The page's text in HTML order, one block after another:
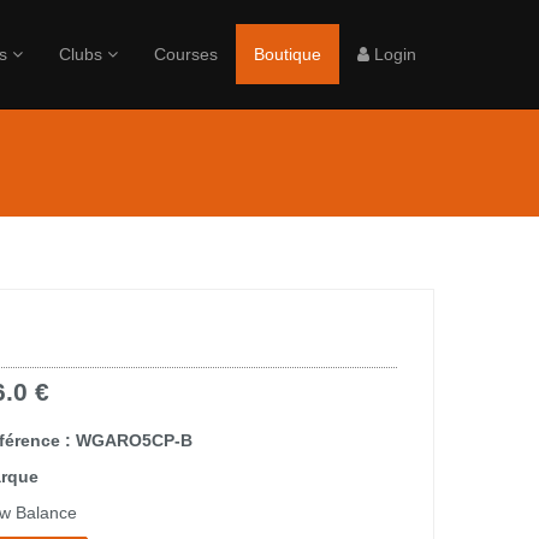
Clubs Courses Boutique Login
€
: WGARO5CP-B
Balance